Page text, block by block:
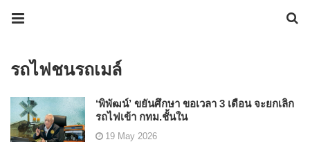
รถไฟชนรถเมล์
‘พิพัฒน์’ ขยันศึกษา ขอเวลา 3 เดือน จะยกเลิก
รถไฟเข้า กทม.ชั้นใน
19 May 2026